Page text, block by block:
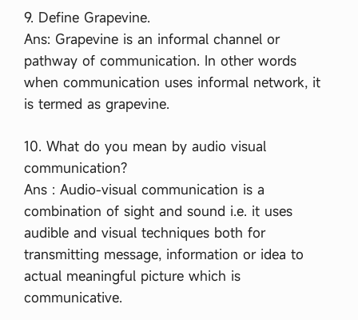
9. Define Grapevine.
Ans: Grapevine is an informal channel or
pathway of communication. In other words
when communication uses informal network, it
is termed as grapevine.
10. What do you mean by audio visual
communication?
Ans : Audio-visual communication is a
combination of sight and sound i.e. it uses
audible and visual techniques both for
transmitting message, information or idea to
actual meaningful picture which is
communicative.